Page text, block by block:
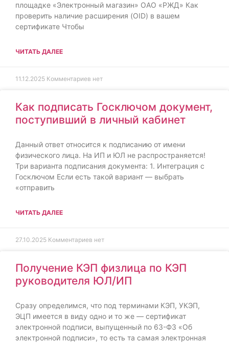
площадке «Электронный магазин» ОАО «РЖД» Как
проверить наличие расширения (OID) в вашем
сертификате Чтобы
ЧИТАТЬ ДАЛЕЕ
11.12.2025 Комментариев нет
Как подписать Госключом документ,
поступивший в личный кабинет
Данный ответ относится к подписанию от имени
физического лица. На ИП и ЮЛ не распространяется!
Три варианта подписания документа: 1. Интеграция с
Госключом Если есть такой вариант — выбрать
«отправить
ЧИТАТЬ ДАЛЕЕ
27.10.2025 Комментариев нет
Получение КЭП физлица по КЭП
руководителя ЮЛ/ИП
Сразу определимся, что под терминами КЭП, УКЭП,
ЭЦП имеется в виду одно и то же — сертификат
электронной подписи, выпущенный по 63-ФЗ «Об
электронной подписи», то есть та самая электронная